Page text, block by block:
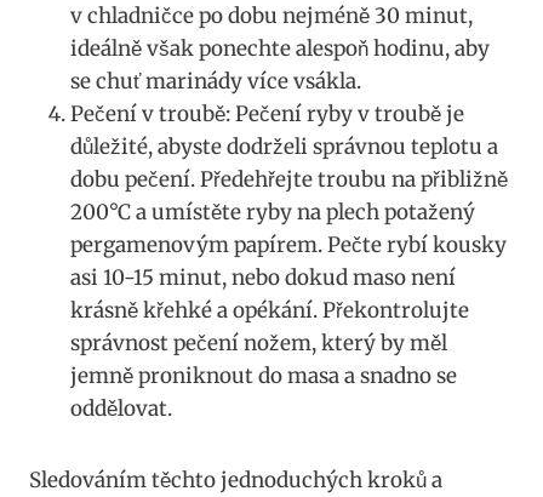
v chladničce po dobu nejméně 30 minut,
ideálně však ponechte alespoň hodinu, aby
se chuť marinády více vsákla.
Pečení v troubě: Pečení ryby v troubě je
důležité, abyste dodrželi správnou teplotu a
dobu pečení. Předehřejte troubu na přibližně
200°C a umístěte ryby na plech potažený
pergamenovým papírem. Pečte rybí kousky
asi 10-15 minut, nebo dokud maso není
krásně křehké a opékání. Překontrolujte
správnost pečení nožem, který by měl
jemně proniknout do masa a snadno se
oddělovat.
Sledováním těchto jednoduchých kroků a